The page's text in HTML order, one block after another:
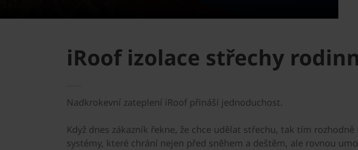
iRoof izolace střechy
Nadkrokevní zateplení iRoof přináší jednoduchost.
Když dnes zákazník řekne, že chce udělat střechu, tak tím
systémy, které chrání nejen před sněhem a deštěm, ale rovnou